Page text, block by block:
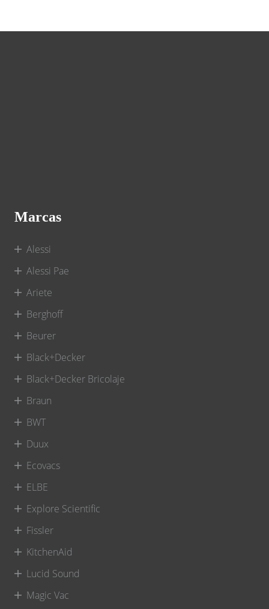
Marcas
Alessi
Alessi Pae
Ariete
Berghoff
Beurer
Black+Decker
Black+Decker Bricolaje
Braun
BWT
Duux
Ecovacs
ELBE
Explore Scientific
Fissler
KitchenAid
Lucid Sound
Magic Vac